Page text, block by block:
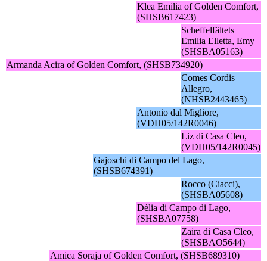
Klea Emilia of Golden Comfort,
(SHSB617423)
Scheffelfältets
Emilia Elletta, Emy
(SHSBA05163)
Armanda Acira of Golden Comfort, (SHSB734920)
Comes Cordis
Allegro,
(NHSB2443465)
Antonio dal Migliore,
(VDH05/142R0046)
Liz di Casa Cleo,
(VDH05/142R0045)
Gajoschi di Campo del Lago,
(SHSB674391)
Rocco (Ciacci),
(SHSBA05608)
Dèlia di Campo di Lago,
(SHSBA07758)
Zaira di Casa Cleo,
(SHSBAO5644)
Amica Soraja of Golden Comfort, (SHSB689310)